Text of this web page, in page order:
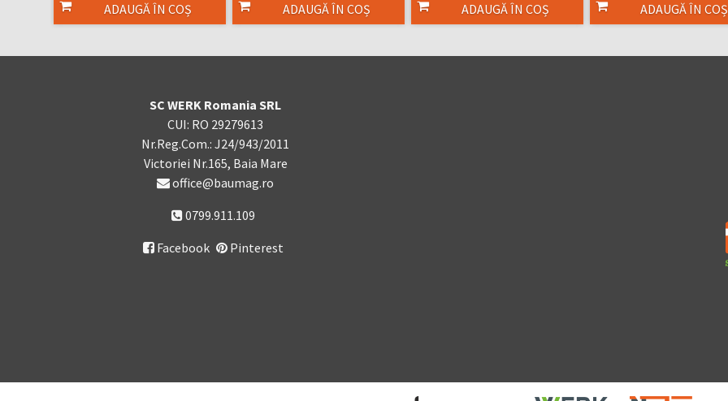
ADAUGĂ ÎN COȘ ADAUGĂ ÎN COȘ ADAUGĂ ÎN COȘ ADAUGĂ ÎN COȘ
SC WERK Romania SRL
CUI: RO 29279613
Nr.Reg.Com.: J24/943/2011
Victoriei Nr.165, Baia Mare
office@baumag.ro
0799.911.109
 Facebook Pinterest